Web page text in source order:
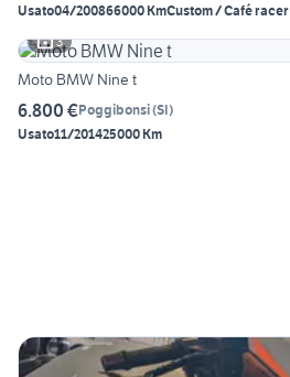
Usato04/200866000 KmCustom / Café racer
3
Moto BMW Nine t
6.800 €Poggibonsi(SI)
Usato11/201425000 Km